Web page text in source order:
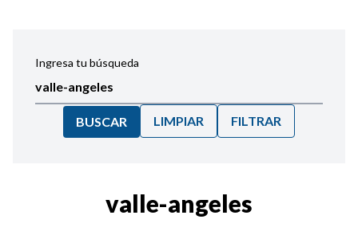
Ingresa tu búsqueda
BUSCAR LIMPIAR FILTRAR
valle-angeles